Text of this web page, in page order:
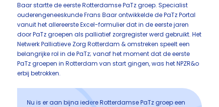
Baar startte de eerste Rotterdamse PaTz groep. Specialist
ouderengeneeskunde Frans Baar ontwikkelde de PaTz Portal
vanuit het allereerste Excel-formulier dat in de eerste jaren
door PaTz groepen als palliatief zorgregister werd gebruikt. Het
Netwerk Palliatieve Zorg Rotterdam & omstreken speelt een
belangrijke rol in de PaTz; vanaf het moment dat de eerste
PaTz groepen in Rotterdam van start gingen, was het NPZR&o
erbij betrokken.
Nu is er aan bijna iedere Rotterdamse PaTz groep een